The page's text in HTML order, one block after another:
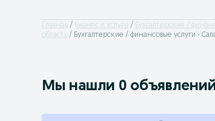
Главная Бизнес и услуги Бухгалтерские /
область
Бухгалтерские / финансовые услуги -
Мы нашли 0